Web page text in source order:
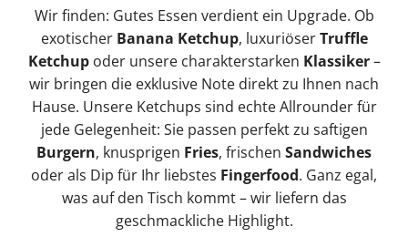
Wir finden: Gutes Essen verdient ein Upgrade. Ob
exotischer Banana Ketchup, luxuriöserTruffle
Ketchupoder unsere charakterstarken Klassiker–
wir bringen die exklusive Note direkt zu Ihnen nach
Hause. Unsere Ketchups sind echte Allrounder für
jede Gelegenheit: Sie passen perfekt zu saftigen
Burgern, knusprigen Fries, frischen Sandwiches
oder als Dip für Ihr liebstes Fingerfood. Ganz egal,
was auf den Tisch kommt – wir liefern das
geschmackliche Highlight.